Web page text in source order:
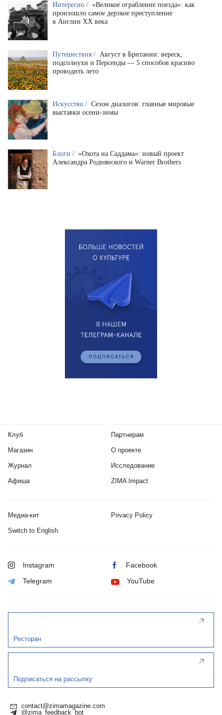
Интересно / «Великое ограбление поезда»: как
произошло самое дерзкое преступление
в Англии XX века
Путешествия / Август в Британии: вереск,
подсолнухи и Персеиды — 5 способов красиво
проводить лето
Искусство / Сезон диалогов: главные мировые
выставки осени-зимы
Блоги / «Охота на Саддама»: новый проект
Александра Роднянского и Warner Brothers
Клуб
Магазин
Журнал
Афиша
Партнерам
О проекте
Исследование
ZIMA Impact
Медиа-кит Privacy Policy
Switch to English
Instagram Facebook
Telegram YouTube
Ресторан
Подписаться на рассылку
contact@zimamagazine.com
@zima_feedback_bot